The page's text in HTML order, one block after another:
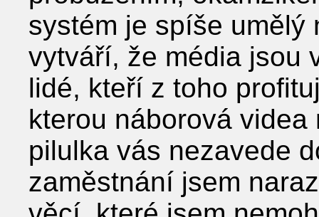
systém je spíše umělý
vytváří, že média jsou
lidé, kteří z toho
kterou náborová
pilulka vás nezavede
zaměstnání jsem